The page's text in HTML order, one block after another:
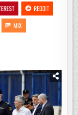
REDDIT
MIX